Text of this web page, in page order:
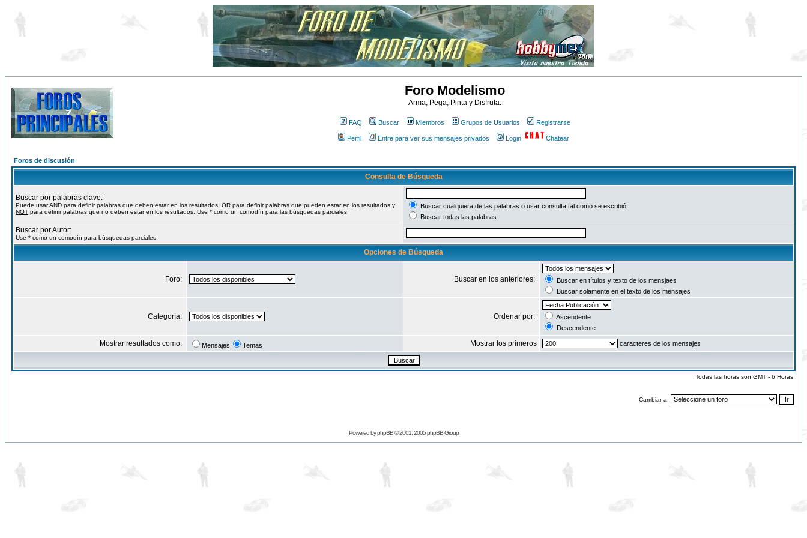
Foro Modelismo
Arma, Pega, Pinta y Disfruta.
FAQ Buscar Miembros Grupos de Usuarios Registrarse
Perfil Entre para ver sus mensajes privados Login Chatear
Foros de discusión
Consulta de Búsqueda
Buscar por palabras clave:
Puede usarAND para definir palabras que deben estar en los resultados, OR para definir palabras que pueden estar en los resultados y
NOT para definir palabras que no deben estar en los resultados. Use * como un comodín para las búsquedas parciales
Buscar cualquiera de las palabras o usar consulta tal como se escribió
Buscar todas las palabras
Buscar por Autor:
Use * como un comodín para búsquedas parciales
Opciones de Búsqueda
Foro: Buscar en los anteriores:
Buscar en títulos y texto de los mensjaes
Buscar solamente en el texto de los mensajes
Categoría: Ordenar por:
Ascendente
Descendente
Mostrar resultados como: Mensajes Temas Mostrar los primeros caracteres de los mensajes
Todas las horas son GMT - 6 Horas
Cambiar a:
Powered byphpBB© 2001, 2005 phpBB Group